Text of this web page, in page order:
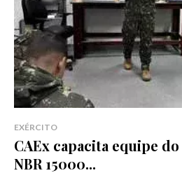
EXÉRCITO
CAEx capacita equipe do
NBR 15000...